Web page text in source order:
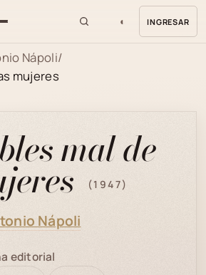
◐ INGRESAR
Nápoli/
mujeres
mal de
(1947)
Nápoli
editorial